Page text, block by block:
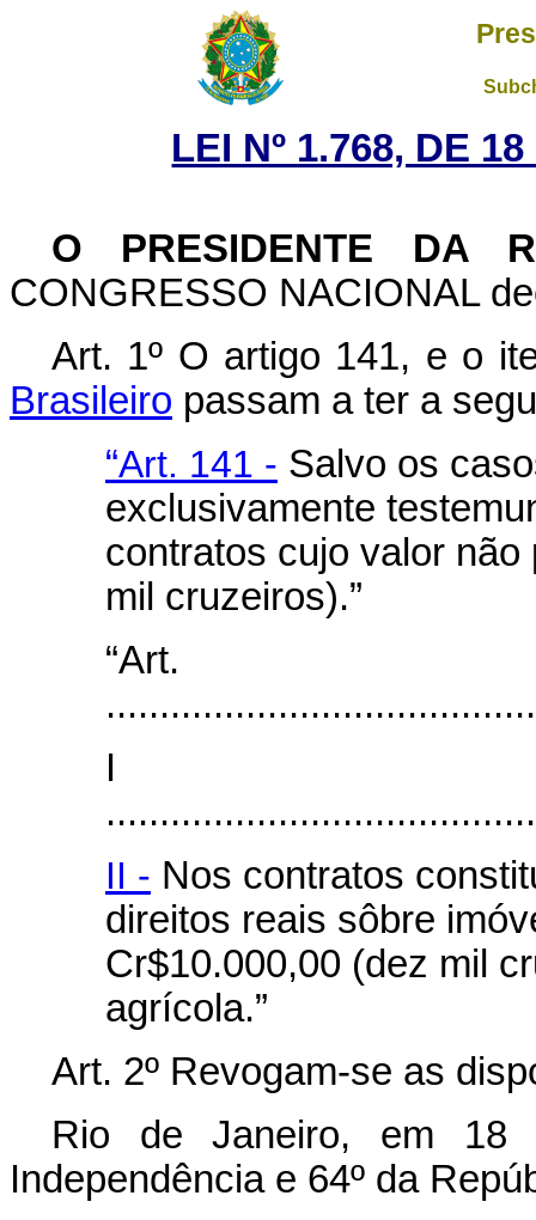
LEI Nº 1.768, DE
O PRESIDENTE DA
CONGRESSO NACIONAL
Art. 1º O artigo 141, e o
Brasileiro passam a ter a
“Art. 141 - Salvo os
exclusivamente
contratos cujo valor
mil cruzeiros).”
I
II - Nos contratos
direitos reais sôbre
Cr$10.000,00 (dez mil
agrícola.”
Art. 2º Revogam-se as
Rio de Janeiro, em 18
Independência e 64º da